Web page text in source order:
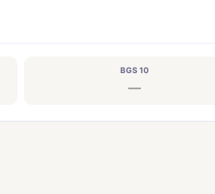
BGS 10
—